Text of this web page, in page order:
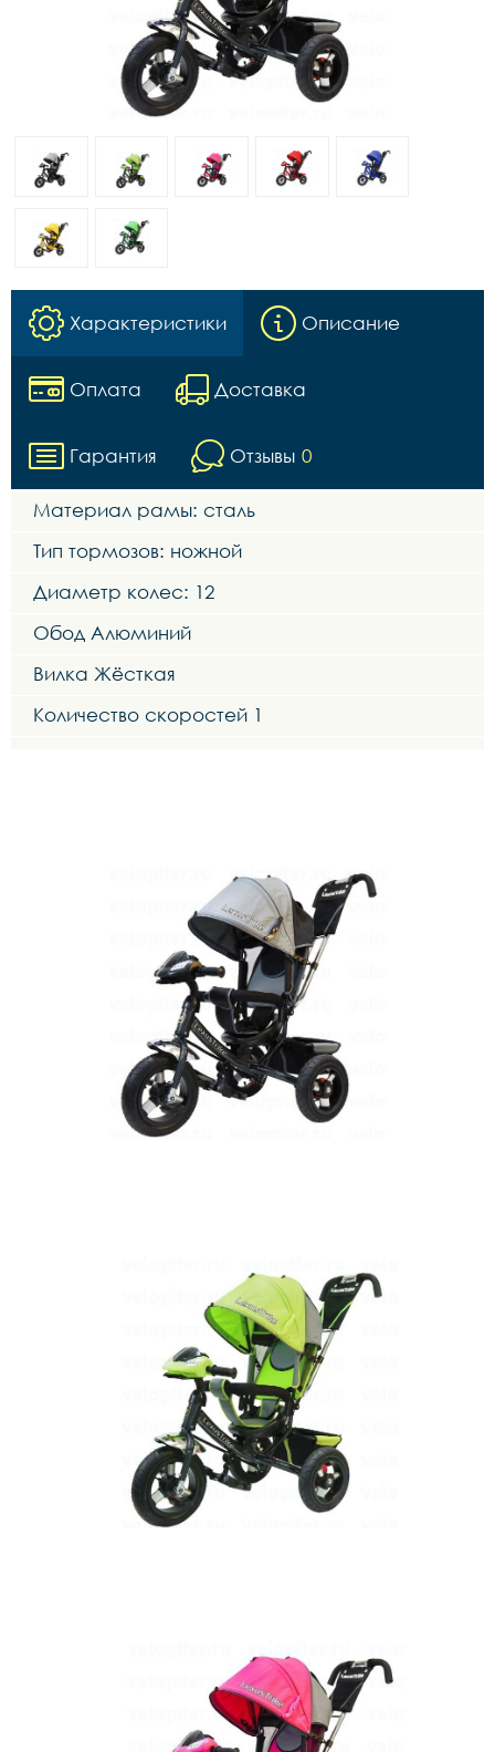
Характеристики Описание
Оплата Доставка
Гарантия Отзывы 0
Материал рамы: сталь
Тип тормозов: ножной
Диаметр колес: 12
Обод Алюминий
Вилка Жёсткая
Количество скоростей 1